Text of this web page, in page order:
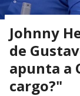
Johnny
de
apunta a
cargo?"